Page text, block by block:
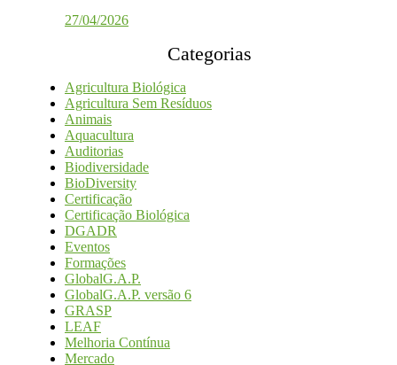
27/04/2026
Categorias
Agricultura Biológica
Agricultura Sem Resíduos
Animais
Aquacultura
Auditorias
Biodiversidade
BioDiversity
Certificação
Certificação Biológica
DGADR
Eventos
Formações
GlobalG.A.P.
GlobalG.A.P. versão 6
GRASP
LEAF
Melhoria Contínua
Mercado